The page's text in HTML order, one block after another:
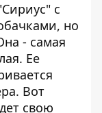
с
но
- самая
Ее
Вот
свою